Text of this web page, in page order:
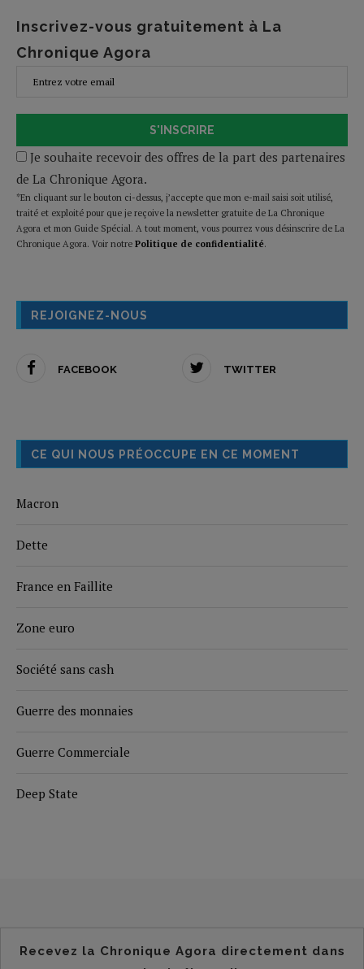
Inscrivez-vous gratuitement à La
Chronique Agora
S'INSCRIRE
Je souhaite recevoir des offres de la part des partenaires
de La Chronique Agora.
*En cliquant sur le bouton ci-dessus, j’accepte que mon e-mail saisi soit utilisé,
traité et exploité pour que je reçoive la newsletter gratuite de La Chronique
Agora et mon Guide Spécial. A tout moment, vous pourrez vous désinscrire de La
Chronique Agora. Voir notre Politique de confidentialité.
REJOIGNEZ-NOUS
FACEBOOK TWITTER
CE QUI NOUS PRÉOCCUPE EN CE MOMENT
Macron
Dette
France en Faillite
Zone euro
Société sans cash
Guerre des monnaies
Guerre Commerciale
Deep State
Recevez la Chronique Agora directement dans